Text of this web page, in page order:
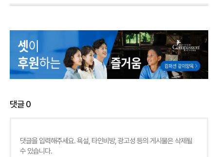
댓글0